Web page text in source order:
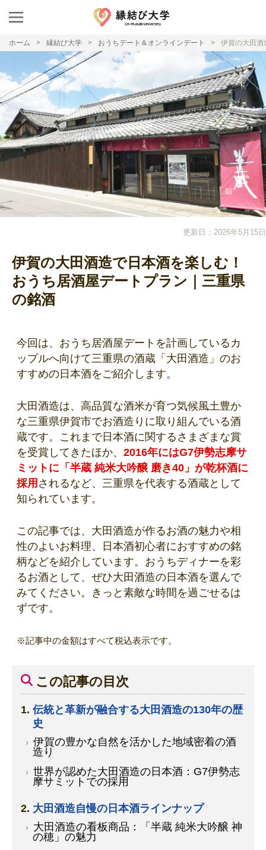
ホーム 縁結び大学 おうちデート＆オンラインデート 伊賀の大田酒
更新日：2026年5月15日
伊賀の大田酒造で日本酒を楽しむ！
おうち居酒屋デートプラン｜三重県
の銘酒
今回は、おうち居酒屋デートを計画しているカ
ップルへ向けて三重県の酒蔵「大田酒造」のお
すすめの日本酒をご紹介します。
大田酒造は、高品質な酒米が育つ気候風土豊か
な三重県伊賀市でお酒造りに取り組んでいる酒
蔵です。これまで日本酒に関するさまざまな賞
を受賞してきたほか、 2016年にはG7伊勢志摩サ
ミットに「半蔵 純米大吟醸 磨き40」が乾杯酒に
採用 されるなど、三重県を代表する酒蔵として
知られています。
この記事では、大田酒造が作るお酒の魅力や相
性のよいお料理、日本酒初心者におすすめの銘
柄などを紹介しています。おうちディナーを彩
るお酒として、ぜひ大田酒造の日本酒を選んで
みてください。きっと素敵な時間を過ごせるは
ずです。
※記事中の金額はすべて税込表示です。
この記事の目次
伝統と革新が融合する大田酒造の130年の歴
史
伊賀の豊かな自然を活かした地域密着の酒
造り
世界が認めた大田酒造の日本酒：G7伊勢志
摩サミットでの採用
大田酒造自慢の日本酒ラインナップ
大田酒造の看板商品：「半蔵 純米大吟醸 神
の穂」の魅力